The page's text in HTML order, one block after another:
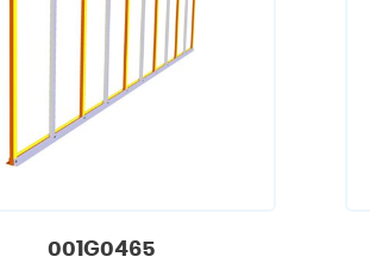
001G0465